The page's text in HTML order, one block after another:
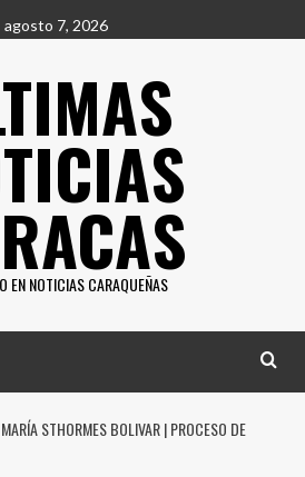
agosto 7, 2026
EN NOTICIAS CARAQUEÑAS
STHORMES BOLIVAR | PROCESO DE